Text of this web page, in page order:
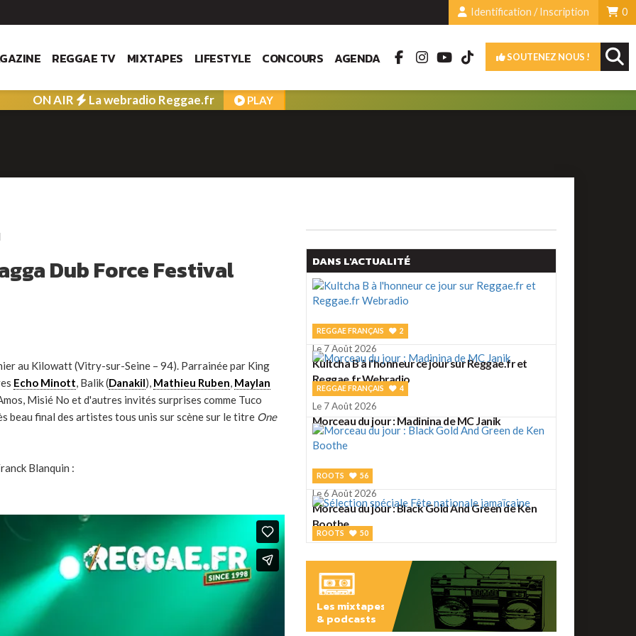
0
Identification / Inscription
REGGAE TV MIXTAPES LIFESTYLE CONCOURS AGENDA SOUTENEZ NOUS !
ON AIR La webradio Reggae.fr PLAY
Dub Force Festival
au Kilowatt (Vitry-sur-Seine – 94). Parrainée par King
Echo Minott, Balik (Danakil), Mathieu Ruben, Maylan
Misié No et d'autres invités surprises comme Tuco
beau final des artistes tous unis sur scène sur le titre One
Blanquin :
DANS L'ACTUALITÉ
REGGAE FRANÇAIS 2
Le 7 Août 2026
Kultcha B à l'honneur ce jour sur Reggae.fr et
Reggae.fr Webradio
REGGAE FRANÇAIS 4
Le 7 Août 2026
Morceau du jour : Madinina de MC Janik
ROOTS 56
Le 6 Août 2026
Morceau du jour : Black Gold And Green de Ken
Boothe
ROOTS 50
Sélection spéciale Fête nationale jamaïcaine
ROOTS 2
Les mixtapes
& podcasts